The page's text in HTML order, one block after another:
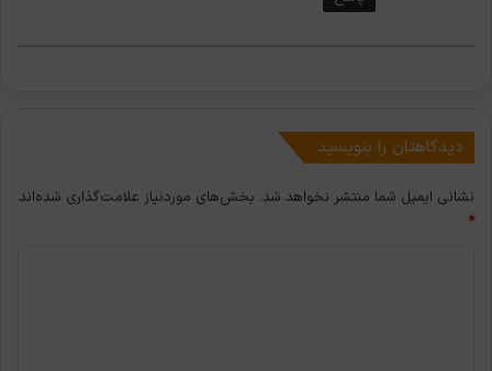
دیدگاهتان را بنویسید
نشانی ایمیل شما منتشر نخواهد شد. بخش‌های موردنیاز علامت‌گذاری شده‌اند
*